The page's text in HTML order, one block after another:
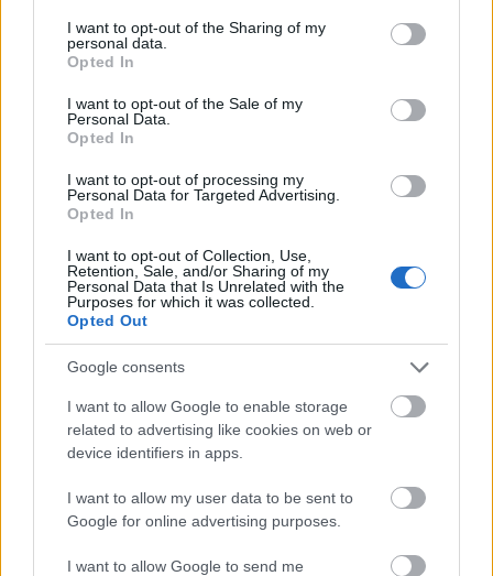
not limited to your visit or usage behaviour. You may click to
grant or deny consent to Google and its third-party tags to
use your data for below specified purposes in below Google
consent section.
I want to opt-out of the Sharing of my
personal data.
Opted In
I want to opt-out of the Sale of my
Personal Data.
Opted In
I want to opt-out of processing my
Personal Data for Targeted Advertising.
Opted In
I want to opt-out of Collection, Use,
Retention, Sale, and/or Sharing of my
Personal Data that Is Unrelated with the
Purposes for which it was collected.
Opted Out
Google consents
I want to allow Google to enable storage
related to advertising like cookies on web or
device identifiers in apps.
I want to allow my user data to be sent to
Google for online advertising purposes.
I want to allow Google to send me
gyorsan egy country dalt.
A lemez utolsó harmada felé már én is úgy
feltöltődtem energiával, hogy 10 perce valami
elfelejtett házi pálinka után kutatok, de ha ez így
folytatódik én simán beérem az arcszesszel is.
Eközben a
megidézi egy kicsit a kétezres évek
eleji cali punk önfeledtségét, azLDAmeg ismét
visszatér a Fogertyk whiskys készletéhez, csak azt a
utolsó három dala ugyanis egy kicsit zordabbra
veszi a figurát, aPaycheckpéldául egy agorafóbiás
segélykiáltás egy súlyosan drogfüggő alaktól, akit a
főbérlője épp most akar kivágni a lakásból, de ő az
összes bútort az ajtóhoz tolta, és a szekrénynek
maradékát a füvének, de aWait for the Manben
máris azon idegeskedik, hogy megint késik az a
kibaszott díler. Az üzlet végül sikerrel jár és az
-nel zárják, aminek hallatán egy
homlokig kólás Ty Segallt látunk, aki két-három
vastag csík után magyarázza a FIDLAR-nak, hogy
miért lesz ő a producer a következő albumukon.